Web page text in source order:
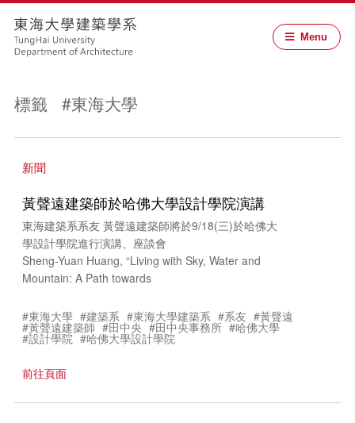
Menu
標籤 #東海大學
新聞
黃聲遠建築師於哈佛大學設計學院演講
東海建築系系友 黃聲遠建築師將於9/18(三)於哈佛大
學設計學院進行演講、座談會
Sheng-Yuan Huang, “Living with Sky, Water and
Mountain: A Path towards
#東海大學 #建築系 #東海大學建築系 #系友 #黃聲遠
#黃聲遠建築師 #田中央 #田中央事務所 #哈佛大學
#設計學院 #哈佛大學設計學院
前往頁面